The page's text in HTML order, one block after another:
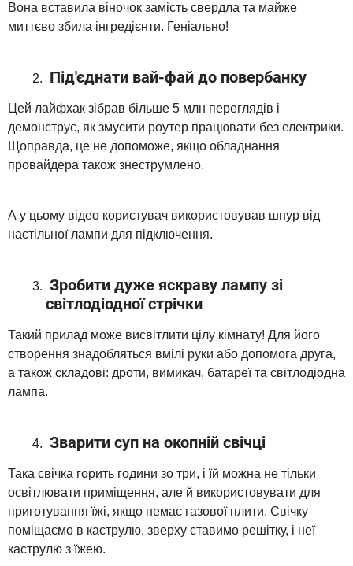
Вона вставила віночок замість свердла та майже
миттєво збила інгредієнти. Геніально!
Під'єднати вай-фай до повербанку
Цей лайфхак зібрав більше 5 млн переглядів і
демонструє, як змусити роутер працювати без електрики.
Щоправда, це не допоможе, якщо обладнання
провайдера також знеструмлено.
А у цьому відео користувач використовував шнур від
настільної лампи для підключення.
Зробити дуже яскраву лампу зі
світлодіодної стрічки
Такий прилад може висвітлити цілу кімнату! Для його
створення знадобляться вмілі руки або допомога друга,
а також складові: дроти, вимикач, батареї та світлодіодна
лампа.
Зварити суп на окопній свічці
Така свічка горить години зо три, і їй можна не тільки
освітлювати приміщення, але й використовувати для
приготування їжі, якщо немає газової плити. Свічку
поміщаємо в каструлю, зверху ставимо решітку, і неї
каструлю з їжею.